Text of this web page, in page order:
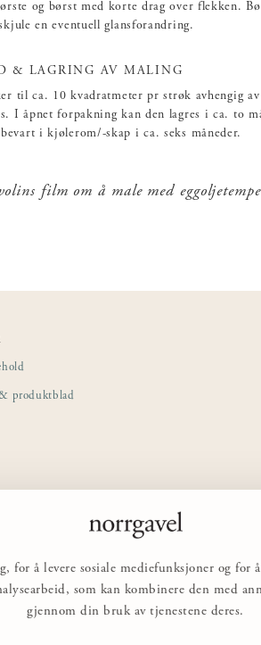
å levere sosiale mediefunksjoner og
som kan kombinere den med
gjennom din bruk av tjenestene deres.
og børst med korte drag over flekken.
en eventuell glansforandring.
& LAGRING AV MALING
til ca. 10 kvadratmeter pr strøk avhengig av
I åpnet forpakning kan den lagres i ca. to
i kjølerom/-skap i ca. seks måneder.
film om å male med
produktblad